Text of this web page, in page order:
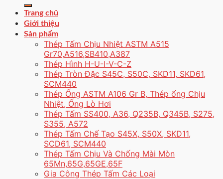
Trang chủ
Giới thiệu
Sản phẩm
Thép Tấm Chịu Nhiệt ASTM A515
Gr70,A516,SB410,A387
Thép Hình H-U-I-V-C-Z
Thép Tròn Đặc S45C, S50C, SKD11, SKD61,
SCM440
Thép Ống ASTM A106 Gr B, Thép ống Chịu
Nhiệt, Ống Lò Hơi
Thép Tấm SS400, A36, Q235B, Q345B, S275,
S355, A572
Thép Tấm Chế Tạo S45X, S50X, SKD11,
SCD61, SCM440
Thép Tấm Chịu Và Chống Mài Mòn
65Mn,65G,65GE,65F
Gia Công Thép Tấm Các Loại